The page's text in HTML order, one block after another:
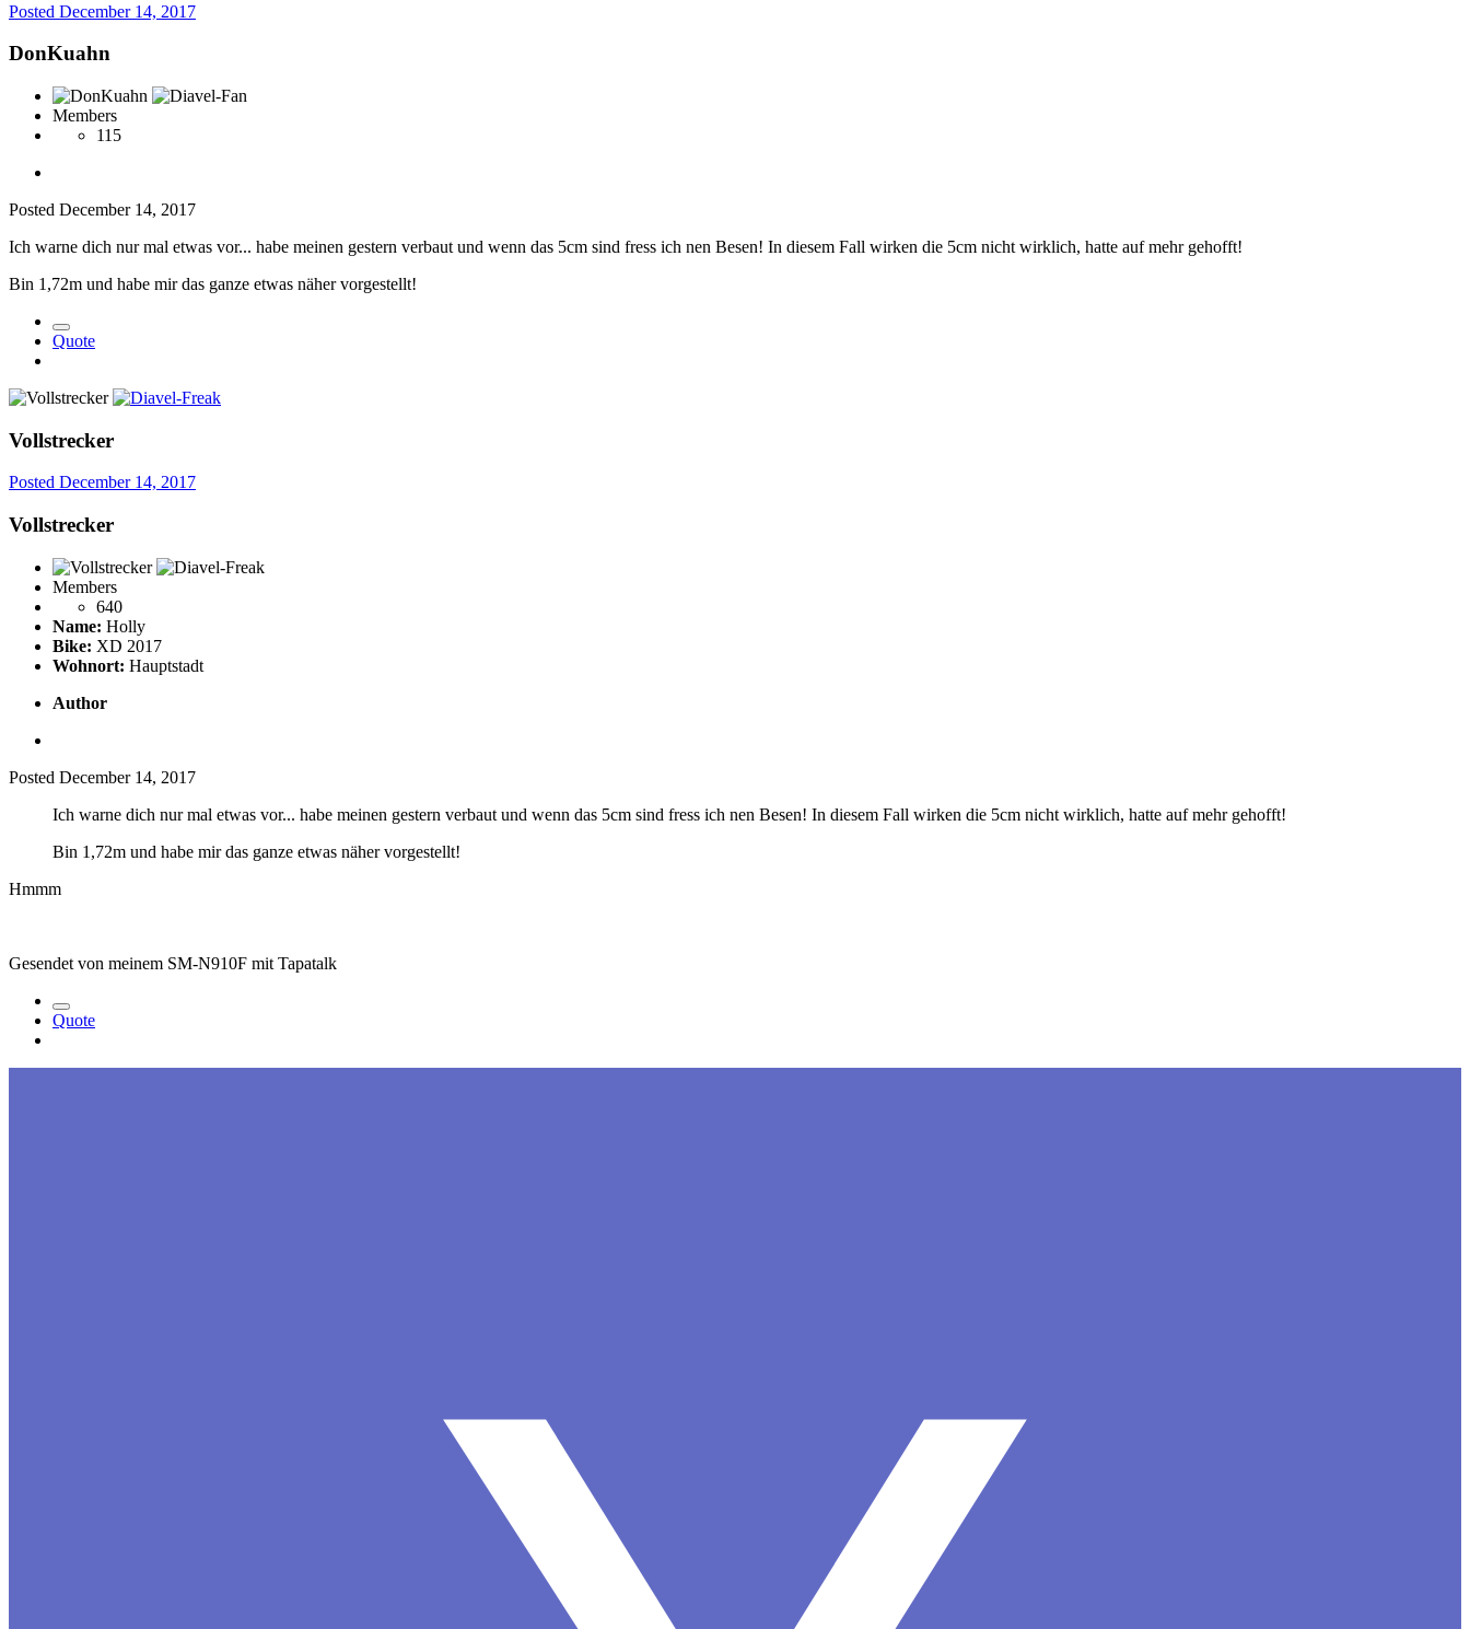
Posted December 14, 2017
DonKuahn
Members
115
Posted December 14, 2017
Ich warne dich nur mal etwas vor... habe meinen gestern verbaut und wenn das 5cm sind fress ich nen Besen! In diesem Fall wirken die 5cm nicht wirklich, hatte auf mehr gehofft!
Bin 1,72m und habe mir das ganze etwas näher vorgestellt!
Quote
Vollstrecker
Posted December 14, 2017
Vollstrecker
Members
640
Name: Holly
Bike: XD 2017
Wohnort: Hauptstadt
Author
Posted December 14, 2017
Ich warne dich nur mal etwas vor... habe meinen gestern verbaut und wenn das 5cm sind fress ich nen Besen! In diesem Fall wirken die 5cm nicht wirklich, hatte auf mehr gehofft!
Bin 1,72m und habe mir das ganze etwas näher vorgestellt!
Hmmm
Gesendet von meinem SM-N910F mit Tapatalk
Quote